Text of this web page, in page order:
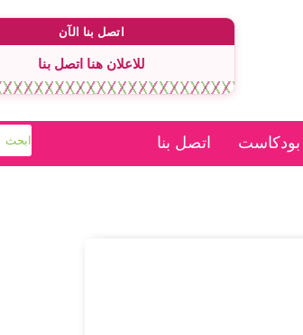
اتصل بنا الآن
للاعلان هنا اتصل بنا
بودكاست اتصل بنا